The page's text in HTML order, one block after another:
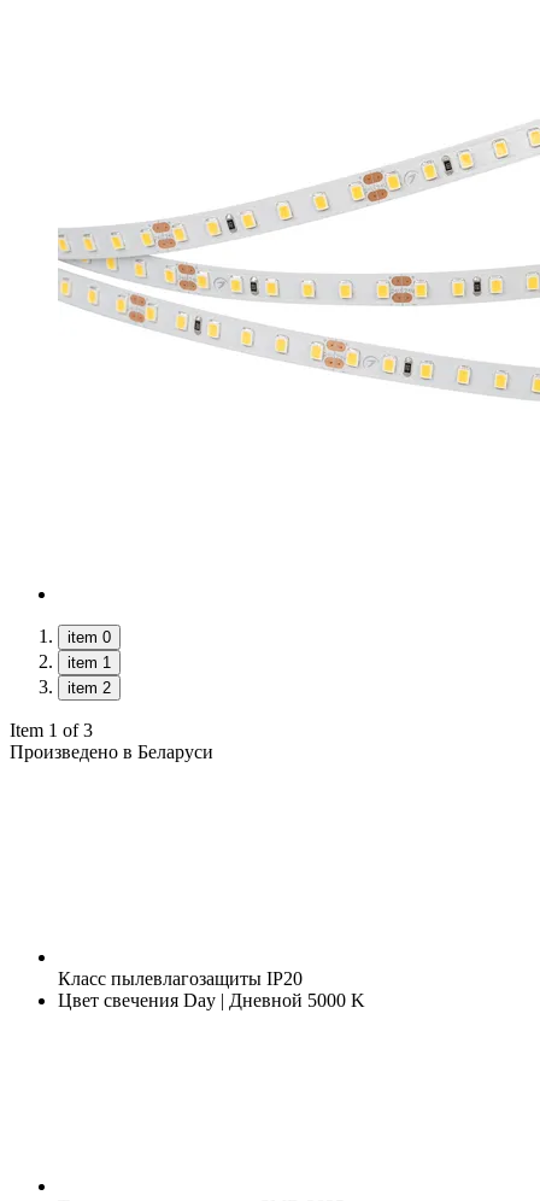
item 0
item 1
item 2
Item 1 of 3
Произведено в Беларуси
Класс пылевлагозащиты IP20
Цвет свечения Day | Дневной 5000 K